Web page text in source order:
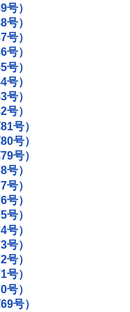
）
）
）
）
）
）
）
）
号）
号）
号）
）
）
）
）
）
）
）
）
）
号）